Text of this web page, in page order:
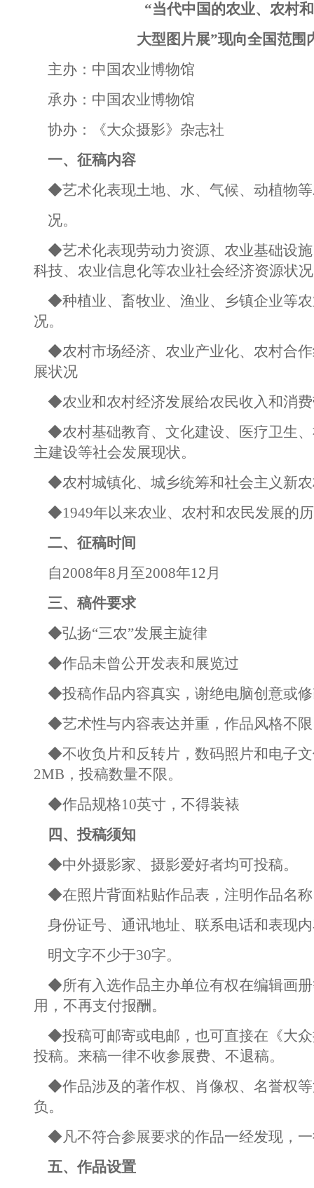
“当代中国的农业、农村
大型图片展”现向全国范围
主办：中国农业博物馆
承办：中国农业博物馆
协办：《大众摄影》杂志社
一、征稿内容
◆艺术化表现土地、水、气候、动植物
况。
◆艺术化表现劳动力资源、农业基础设
科技、农业信息化等农业社会经济资源状
◆种植业、畜牧业、渔业、乡镇企业等
况。
◆农村市场经济、农业产业化、农村合
展状况
◆农业和农村经济发展给农民收入和消
◆农村基础教育、文化建设、医疗卫生
主建设等社会发展现状。
◆农村城镇化、城乡统筹和社会主义新
◆1949年以来农业、农村和农民发展的
二、征稿时间
自2008年8月至2008年12月
三、稿件要求
◆弘扬“三农”发展主旋律
◆作品未曾公开发表和展览过
◆投稿作品内容真实，谢绝电脑创意或
◆艺术性与内容表达并重，作品风格不限
◆不收负片和反转片，数码照片和电子
2MB，投稿数量不限。
◆作品规格10英寸，不得装裱
四、投稿须知
◆中外摄影家、摄影爱好者均可投稿。
◆在照片背面粘贴作品表，注明作品名
身份证号、通讯地址、联系电话和表现
明文字不少于30字。
◆所有入选作品主办单位有权在编辑画
用，不再支付报酬。
◆投稿可邮寄或电邮，也可直接在《大
投稿。来稿一律不收参展费、不退稿。
◆作品涉及的著作权、肖像权、名誉权
负。
◆凡不符合参展要求的作品一经发现，
五、作品设置